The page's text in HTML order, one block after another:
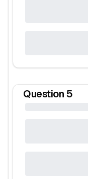
Question 5